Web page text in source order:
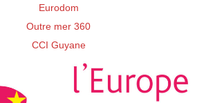
Eurodom
Outre mer 360
CCI Guyane